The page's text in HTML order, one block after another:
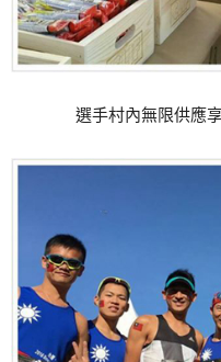
選手村內無限供應